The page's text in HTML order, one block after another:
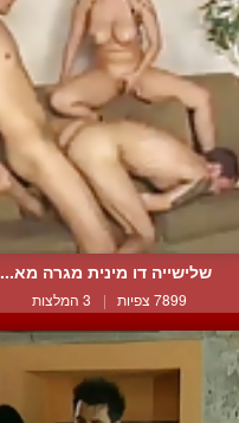
שלישייה דו מינית מגרה מא...
7899 צפיות | 3 המלצות